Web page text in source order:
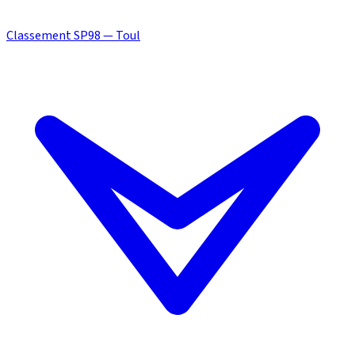
Classement SP98 — Toul